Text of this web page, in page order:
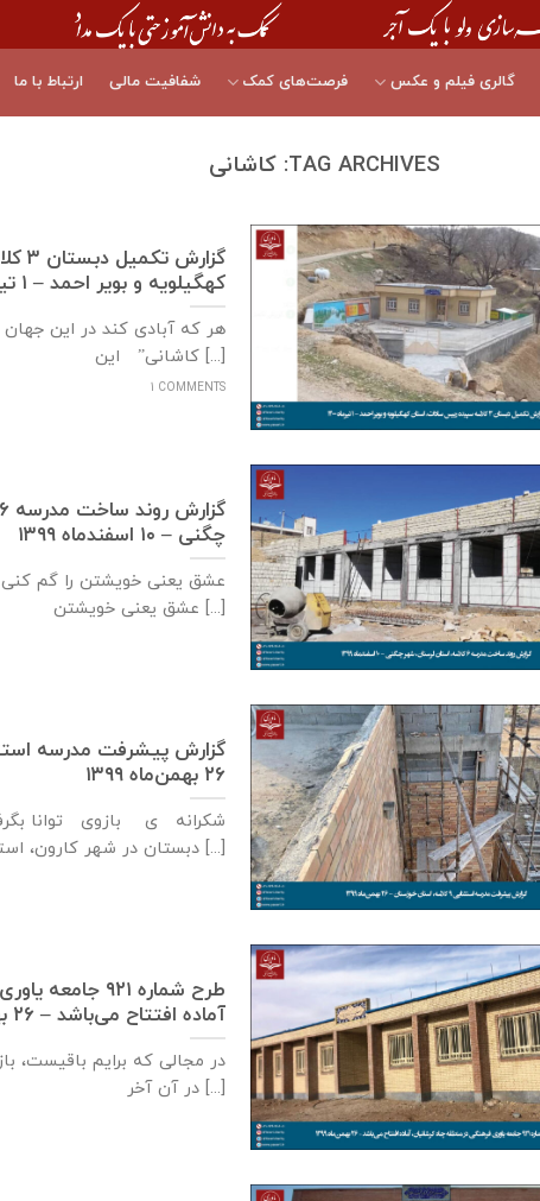
گالری فیلم و عکس فرصت‌های کمک شفافیت مالی ارتباط با ما
TAG ARCHIVES: کاشانی
كهگيلويه و بوير احمد – ۱ تیرماه ۱۴۰۰
هر که آبادی کند در این
کاشانی” این [...]
1 COMMENTS
چگنی – ۱۰ اسفندماه ۱۳۹۹
عشق يعنی خويشتن را گم
عشق يعنی خويشتن [...]
۲۶ بهمن‌ماه ۱۳۹۹
شکرانه ی بازوی توانا
دبستان در شهر كارون، استان خوزستان [...]
طرح شماره ۹۲۱
آماده افتتاح می‌باشد – ۲۶ بهمن‌ماه ۱۳۹۹
در مجالی که برایم باقیست،
در آن آخر [...]